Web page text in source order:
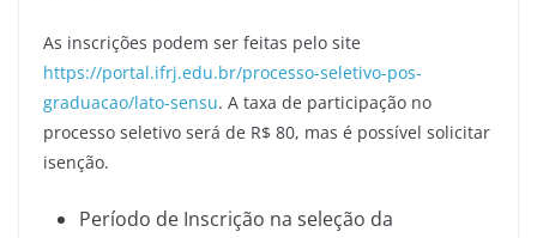
As inscrições podem ser feitas pelo site
https://portal.ifrj.edu.br/processo-seletivo-pos-
graduacao/lato-sensu. A taxa de participação no
processo seletivo será de R$ 80, mas é possível solicitar
isenção.
Período de Inscrição na seleção da